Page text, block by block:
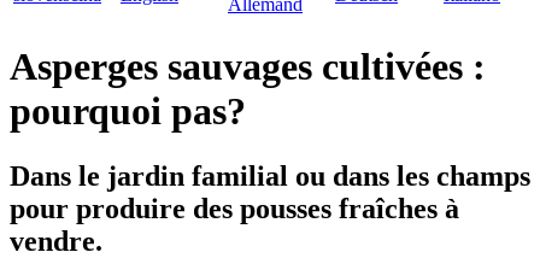
Asperges sauvages cultivées :
pourquoi pas?
Dans le jardin familial ou dans les champs
pour produire des pousses fraîches à
vendre.